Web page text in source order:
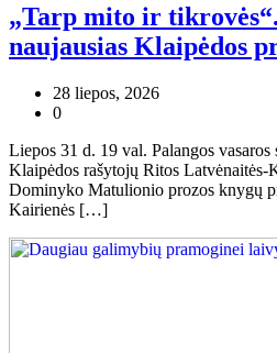
„Tarp mito ir
naujausias Klaipėdos
28 liepos, 2026
0
Liepos 31 d. 19 val. Palangos
Klaipėdos rašytojų Ritos Latvėnaitės-
Dominyko Matulionio prozos knygų
Kairienės […]